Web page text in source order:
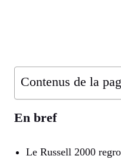
Contenus de la
En bref
Le Russell 2000